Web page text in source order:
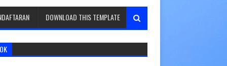
DOWNLOAD THIS TEMPLATE